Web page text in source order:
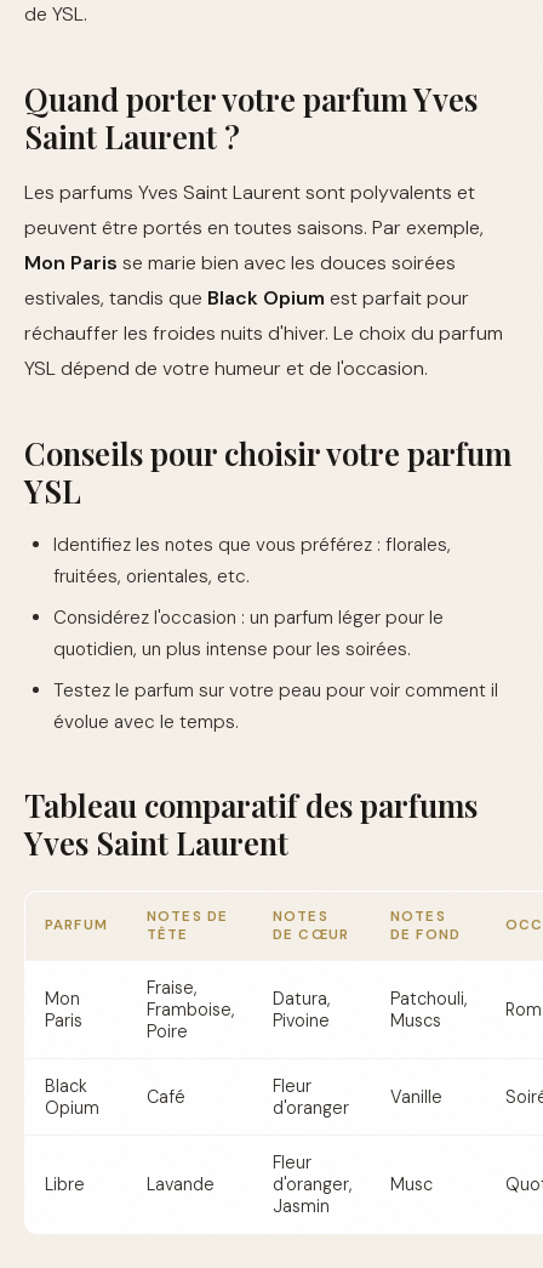
de YSL.
Quand porter votre parfum Yves
Saint Laurent ?
Les parfums Yves Saint Laurent sont polyvalents et
peuvent être portés en toutes saisons. Par exemple,
Mon Paris se marie bien avec les douces soirées
estivales, tandis que Black Opium est parfait pour
réchauffer les froides nuits d'hiver. Le choix du parfum
YSL dépend de votre humeur et de l'occasion.
Conseils pour choisir votre parfum
YSL
Identifiez les notes que vous préférez : florales,
fruitées, orientales, etc.
Considérez l'occasion : un parfum léger pour le
quotidien, un plus intense pour les soirées.
Testez le parfum sur votre peau pour voir comment il
évolue avec le temps.
Tableau comparatif des parfums
Yves Saint Laurent
PARFUM
NOTES DE
TÊTE
NOTES
DE CŒUR
NOTES
DE FOND
Mon
Paris
Fraise,
Framboise,
Poire
Datura,
Pivoine
Patchouli,
Muscs
Black
Opium
Café
Fleur
d'oranger
Vanille
Libre Lavande
Fleur
d'oranger,
Jasmin
Musc